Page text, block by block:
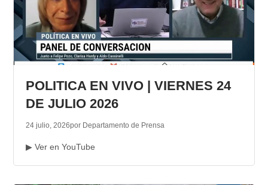
POLITICA EN VIVO | VIERNES 24
DE JULIO 2026
24 julio, 2026por Departamento de Prensa
▶ Ver en YouTube